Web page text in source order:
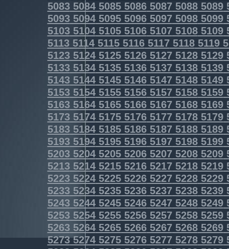
5083508450855086508750885089
5093509450955096509750985099
5103510451055106510751085109
5113511451155116511751185119
5123512451255126512751285129
5133513451355136513751385139
5143514451455146514751485149
5153515451555156515751585159
5163516451655166516751685169
5173517451755176517751785179
5183518451855186518751885189
5193519451955196519751985199
5203520452055206520752085209
5213521452155216521752185219
5223522452255226522752285229
5233523452355236523752385239
5243524452455246524752485249
5253525452555256525752585259
5263526452655266526752685269
5273527452755276527752785279